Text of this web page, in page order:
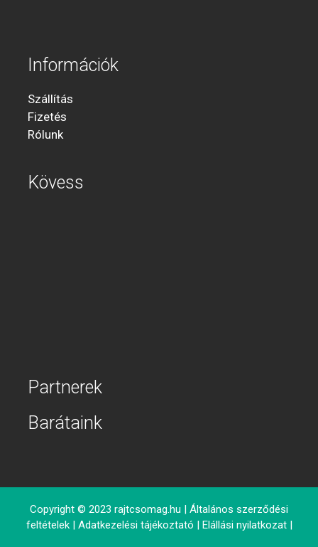
Információk
Szállítás
Fizetés
Rólunk
Kövess
Partnerek
Barátaink
Copyright © 2023 rajtcsomag.hu | Általános szerződési
feltételek| Adatkezelési tájékoztató | Elállási nyilatkozat|